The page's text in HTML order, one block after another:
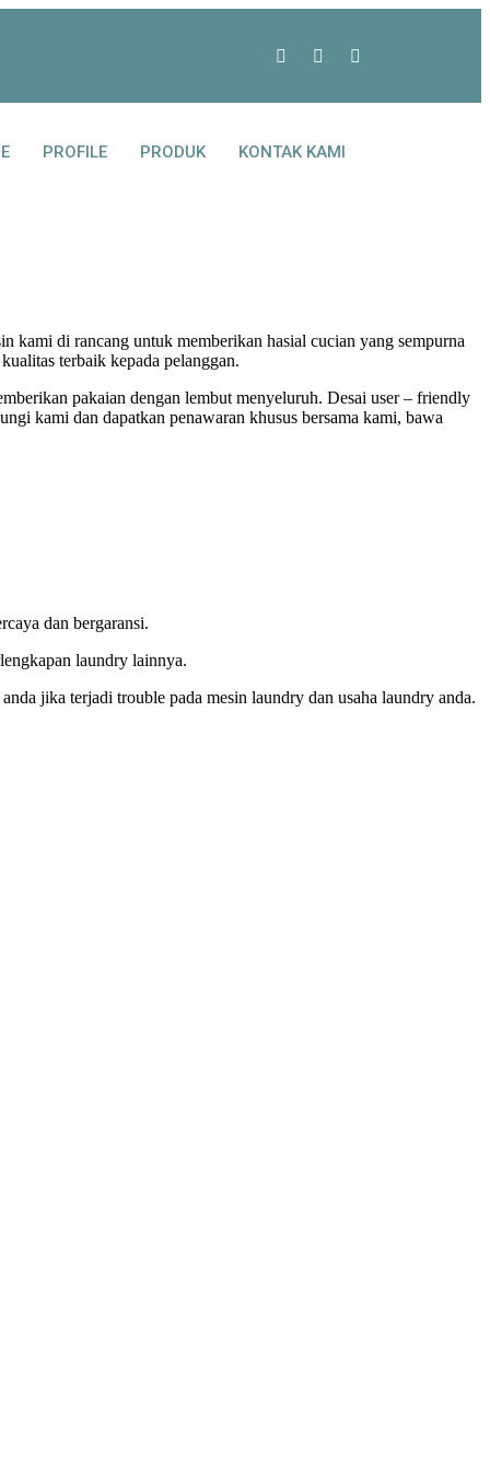
PROFILE PRODUK KONTAK KAMI
kami di rancang untuk memberikan hasial cucian yang sempurna
terbaik kepada pelanggan.
pakaian dengan lembut menyeluruh. Desai user – friendly
kami dan dapatkan penawaran khusus bersama kami, bawa
dan bergaransi.
laundry lainnya.
jika terjadi trouble pada mesin laundry dan usaha laundry anda.